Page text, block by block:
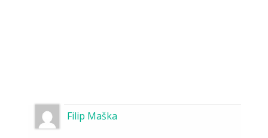
Filip Maška